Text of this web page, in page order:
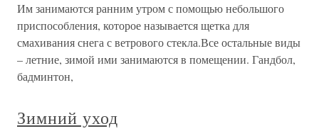
Им занимаются ранним утром с помощью небольшого
приспособления, которое называется щетка для
смахивания снега с ветрового стекла.Все остальные виды
– летние, зимой ими занимаются в помещении. Гандбол,
бадминтон,
Зимний уход